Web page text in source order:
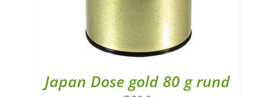
Japan Dose gold 80 g rund